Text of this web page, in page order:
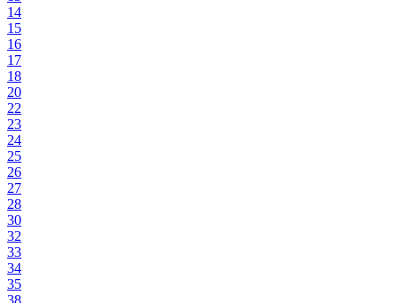
14
15
16
17
18
20
22
23
24
25
26
27
28
30
32
33
34
35
38